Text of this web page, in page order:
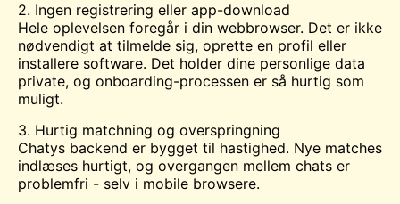
2. Ingen registrering eller app-download
Hele oplevelsen foregår i din webbrowser. Det er ikke
nødvendigt at tilmelde sig, oprette en profil eller
installere software. Det holder dine personlige data
private, og onboarding-processen er så hurtig som
muligt.
3. Hurtig matchning og overspringning
Chatys backend er bygget til hastighed. Nye matches
indlæses hurtigt, og overgangen mellem chats er
problemfri - selv i mobile browsere.